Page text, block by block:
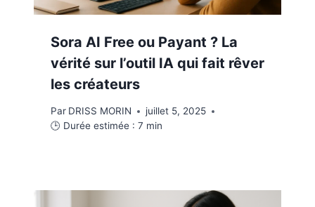
Sora AI Free ou Payant ? La
vérité sur l’outil IA qui fait rêver
les créateurs
Par DRISS MORIN
juillet 5, 2025
🕒 Durée estimée : 7 min